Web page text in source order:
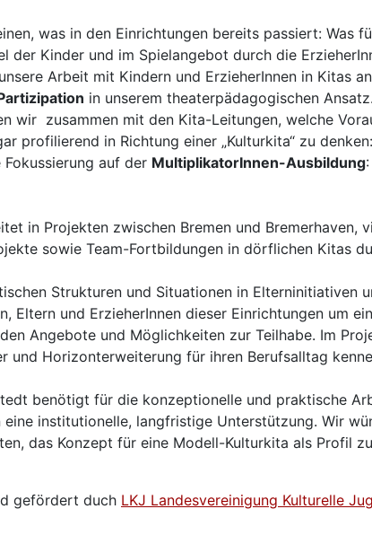
was in den Einrichtungen bereits passiert:
der Kinder und im Spielangebot durch die
Arbeit mit Kindern und ErzieherInnen in Kitas
in unserem theaterpädagogischen Ansatz.
wir zusammen mit den Kita-Leitungen, welche
profilierend in Richtung einer „Kulturkita“ zu
auf der MultiplikatorInnen-Ausbildung
in Projekten zwischen Bremen und
sowie Team-Fortbildungen in dörflichen Kitas
Strukturen und Situationen in
Eltern und ErzieherInnen dieser Einrichtungen um
Angebote und Möglichkeiten zur Teilhabe. Im
und Horizonterweiterung für ihren Berufsalltag
benötigt für die konzeptionelle und praktische
institutionelle, langfristige Unterstützung. Wir
das Konzept für eine Modell-Kulturkita als Profil
gefördert duch LKJ Landesvereinigung Kulturelle